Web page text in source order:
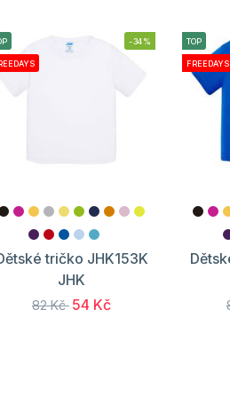
-34%
tričko JHK153K
JHK
82 Kč 54 Kč
TOP
FREEDAYS